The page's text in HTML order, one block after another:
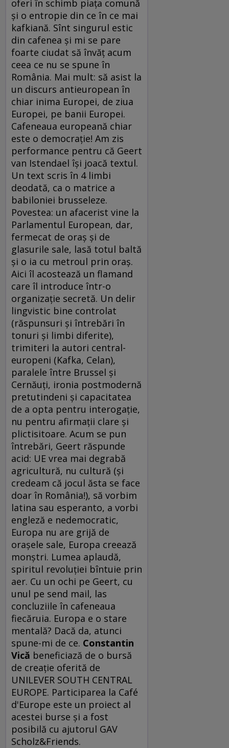
oferi în schimb piaţa comună
şi o entropie din ce în ce mai
kafkiană. Sînt singurul estic
din cafenea şi mi se pare
foarte ciudat să învăţ acum
ceea ce nu se spune în
România. Mai mult: să asist la
un discurs antieuropean în
chiar inima Europei, de ziua
Europei, pe banii Europei.
Cafeneaua europeană chiar
este o democraţie! Am zis
performance pentru că Geert
van Istendael îşi joacă textul.
Un text scris în 4 limbi
deodată, ca o matrice a
babiloniei brusseleze.
Povestea: un afacerist vine la
Parlamentul European, dar,
fermecat de oraş şi de
glasurile sale, lasă totul baltă
şi o ia cu metroul prin oraş.
Aici îl acostează un flamand
care îl introduce într-o
organizaţie secretă. Un delir
lingvistic bine controlat
(răspunsuri şi întrebări în
tonuri şi limbi diferite),
trimiteri la autori central-
europeni (Kafka, Celan),
paralele între Brussel şi
Cernăuţi, ironia postmodernă
pretutindeni şi capacitatea
de a opta pentru interogaţie,
nu pentru afirmaţii clare şi
plictisitoare. Acum se pun
întrebări, Geert răspunde
acid: UE vrea mai degrabă
agricultură, nu cultură (şi
credeam că jocul ăsta se face
doar în România!), să vorbim
latina sau esperanto, a vorbi
engleză e nedemocratic,
Europa nu are grijă de
oraşele sale, Europa creează
monştri. Lumea aplaudă,
spiritul revoluţiei bîntuie prin
aer. Cu un ochi pe Geert, cu
unul pe send mail, las
concluziile în cafeneaua
fiecăruia. Europa e o stare
mentală? Dacă da, atunci
spune-mi de ce. Constantin
Vică beneficiază de o bursă
de creaţie oferită de
UNILEVER SOUTH CENTRAL
EUROPE. Participarea la Café
d'Europe este un proiect al
acestei burse şi a fost
posibilă cu ajutorul GAV
Scholz&Friends.